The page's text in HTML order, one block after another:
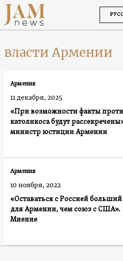
власти Армении
«При возможности факты
католикоса будут
министр юстиции Армении
Армения
11 декабря, 2025
«Оставаться с Россией
для Армении, чем союз с США».
Мнение
Армения
10 ноября, 2022